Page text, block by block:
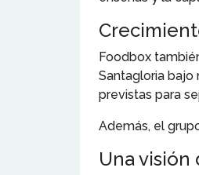
Foodbox
Santagloria bajo
previstas para
Además, el
Una